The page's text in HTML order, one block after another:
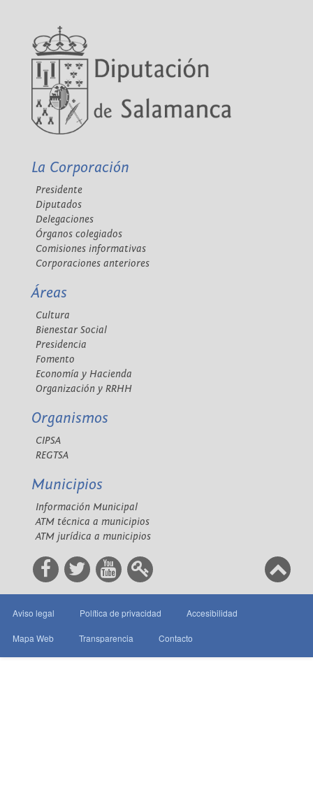
La Corporación
Presidente
Diputados
Delegaciones
Órganos colegiados
Comisiones informativas
Corporaciones anteriores
Áreas
Cultura
Bienestar Social
Presidencia
Fomento
Economía y Hacienda
Organización y RRHH
Organismos
CIPSA
REGTSA
Municipios
Información Municipal
ATM técnica a municipios
ATM jurídica a municipios
Aviso legal Política de privacidad Accesibilidad
Mapa Web Transparencia Contacto